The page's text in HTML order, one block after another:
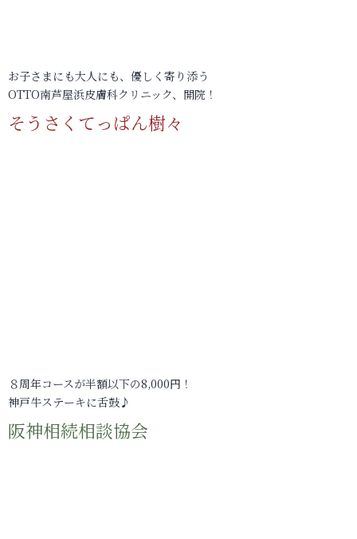
お子さまにも大人にも、優しく寄り添う
OTTO南芦屋浜皮膚科クリニック、開院！
そうさくてっぱん樹々
８周年コースが半額以下の8,000円！
神戸牛ステーキに舌鼓♪
阪神相続相談協会